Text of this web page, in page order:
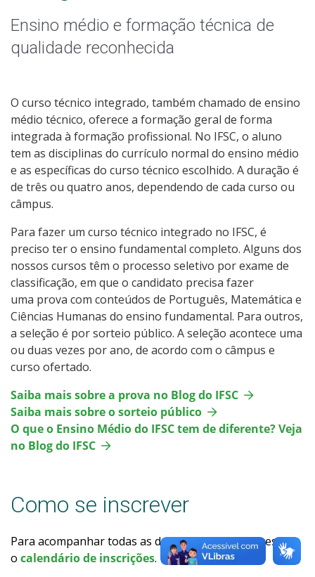
Graduação
Educação a Distância
Todos os cursos
Processo de Inscrição
Resultados
Resultados Vagas Remanescentes
Como posso estudar no IFSC?
Calendário de inscrições
Processos Seletivos
Cotas
Orientações para Matrícula
Transferências e Retornos
Ensino médio e formação técnica de
qualidade reconhecida
O curso técnico integrado, também chamado de ensino
médio técnico, oferece a formação geral de forma
integrada à formação profissional. No IFSC, o aluno
tem as disciplinas do currículo normal do ensino médio
e as específicas do curso técnico escolhido. A duração é
de três ou quatro anos, dependendo de cada curso ou
câmpus.
Para fazer um curso técnico integrado no IFSC, é
preciso ter o ensino fundamental completo. Alguns dos
nossos cursos têm o processo seletivo por exame de
classificação, em que o candidato precisa fazer
uma prova com conteúdos de Português, Matemática e
Ciências Humanas do ensino fundamental. Para outros,
a seleção é por sorteio público. A seleção acontece uma
ou duas vezes por ano, de acordo com o câmpus e
curso ofertado.
Saiba mais sobre a prova no Blog do IFSC
Saiba mais sobre o sorteio público
O que o Ensino Médio do IFSC tem de diferente? Veja
no Blog do IFSC
Como se inscrever
Para acompanhar todas as datas de ingresso, acesse
o calendário de inscrições.